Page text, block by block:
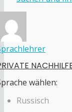
wählen:
Russisch